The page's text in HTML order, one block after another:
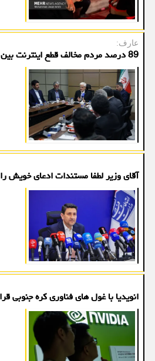
عارف:
89 درصد مردم مخالف قطع اینترنت بین الملل هستند
آقای وزیر لطفا مستندات ادعای خویش
انویدیا با غول های فناوری کره جنوبی